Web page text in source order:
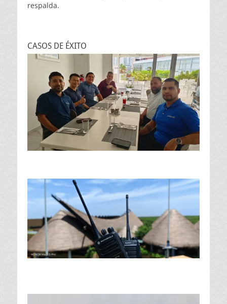
respalda.
CASOS DE ÉXITO